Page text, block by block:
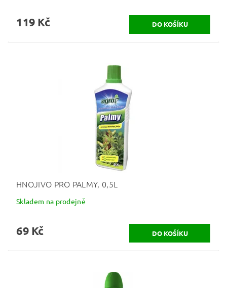
119 Kč
HNOJIVO PRO PALMY, 0,5L
Skladem na prodejně
69 Kč